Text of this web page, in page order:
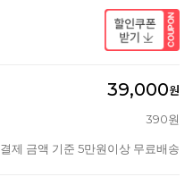
39,000원
390원
결제 금액 기준 5만원이상 무료배송